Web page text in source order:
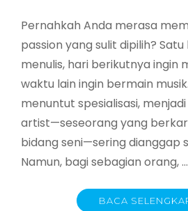
Pernahkah Anda merasa
passion yang sulit dipilih?
menulis, hari berikutnya ingin
waktu lain ingin bermain
menuntut spesialisasi,
artist—seseorang yang
bidang seni—sering dianggap
Namun, bagi sebagian orang, …
BACA